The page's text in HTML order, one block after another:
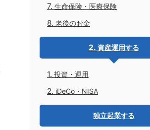
生命保険・医療保険
老後のお金
資産運用する
投資・運用
iDeCo・NISA
独立起業する